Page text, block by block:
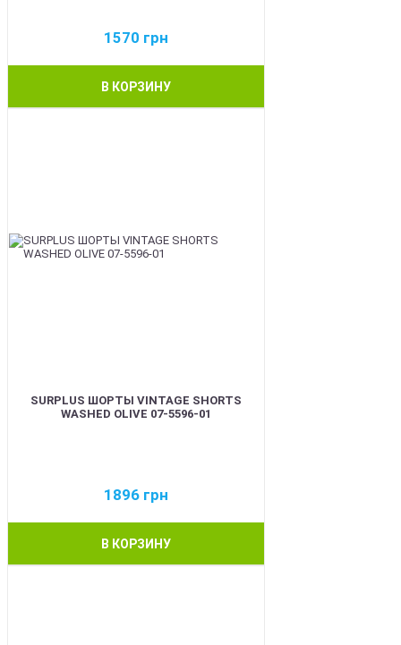
1570 грн
В КОРЗИНУ
SURPLUS ШОРТЫ VINTAGE SHORTS
WASHED OLIVE 07-5596-01
1896 грн
В КОРЗИНУ